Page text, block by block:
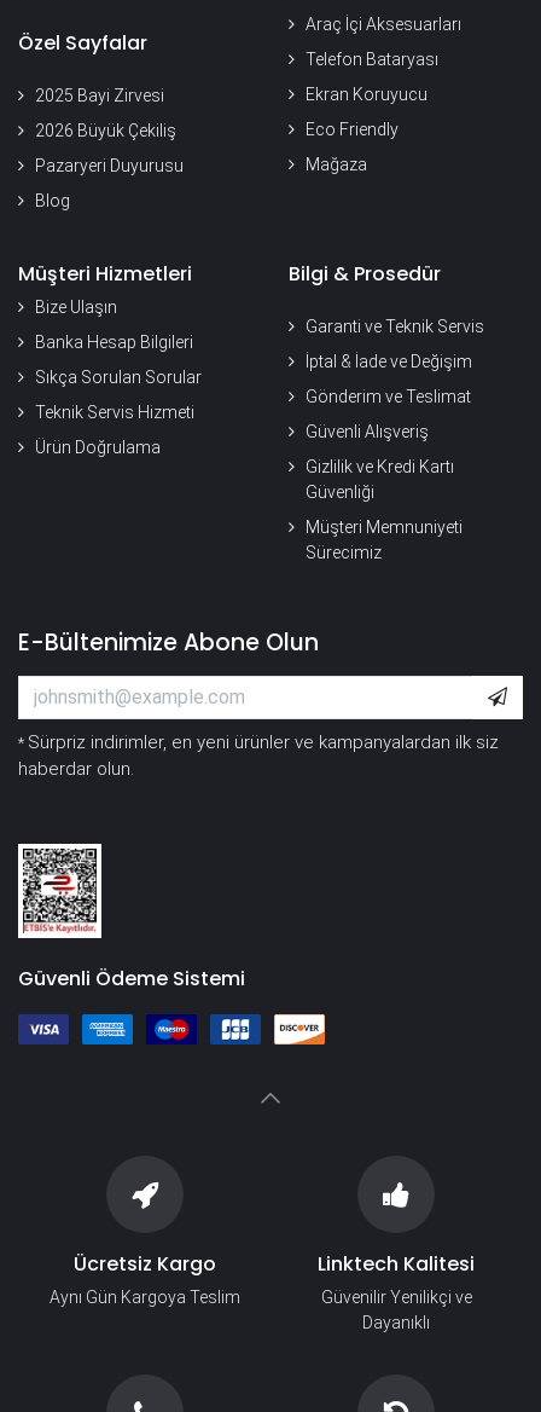
Özel Sayfalar
2025 Bayi Zirvesi
2026 Büyük Çekiliş
Pazaryeri Duyurusu
Blog
Araç İçi Aksesuarları
Telefon Bataryası
Ekran Koruyucu
Eco Friendly
Mağaza
Müşteri Hizmetleri
Bize Ulaşın
Banka Hesap Bilgileri
Sıkça Sorulan Sorular
Teknik Servis Hizmeti
Ürün Doğrulama
Bilgi & Prosedür
Garanti ve Teknik Servis
İptal & İade ve Değişim
Gönderim ve Teslimat
Güvenli Alışveriş
Gizlilik ve Kredi Kartı
Güvenliği
Müşteri Memnuniyeti
Sürecimiz
E-Bültenimize Abone Olun
* Sürpriz indirimler, en yeni ürünler ve kampanyalardan ilk siz
haberdar olun.
Güvenli Ödeme Sistemi
Ücretsiz Kargo
Aynı Gün Kargoya Teslim
Linktech Kalitesi
Güvenilir Yenilikçi ve
Dayanıklı